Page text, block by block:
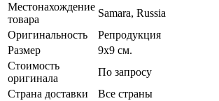
Местонахождение
товара
Samara, Russia
Оригинальность
Репродукция
Размер
9х9 см.
Стоимость
оригинала
По запросу
Страна доставки
Все страны